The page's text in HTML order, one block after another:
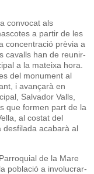
convocat als
a partir de les
concentració prèvia a
cavalls han de reunir-
a la mateixa hora.
del monument al
i avançarà en
Salvador Valls,
que formen part de la
al costat del
desfilada acabarà al
de la Mare
població a involucrar-